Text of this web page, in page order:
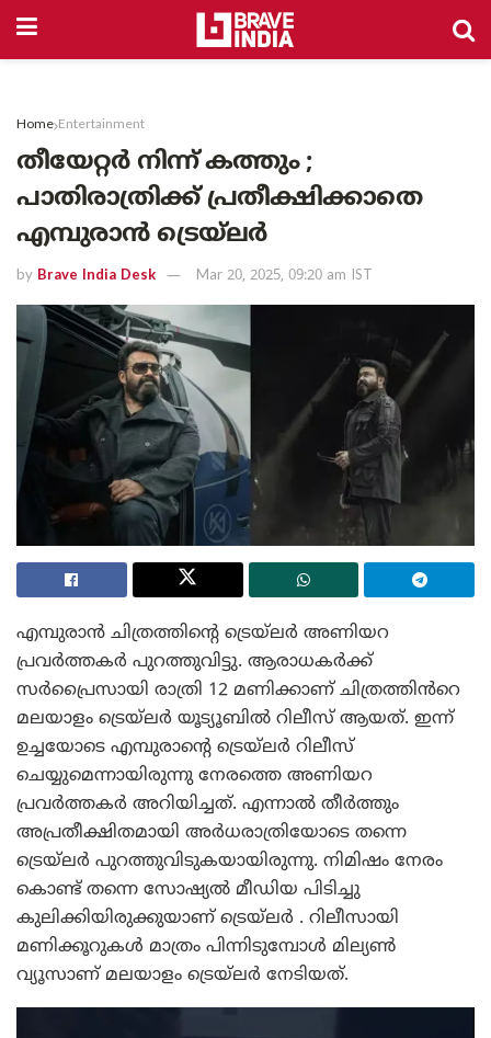
Home Entertainment
തീയേറ്റർ നിന്ന് കത്തും ;
പാതിരാത്രിക്ക് പ്രതീക്ഷിക്കാതെ
എമ്പുരാൻ ട്രെയ്ലർ
by Brave India Desk Mar 20, 2025, 09:20 am IST
എമ്പുരാൻ ചിത്രത്തിന്റെ ട്രെയ്‌ലർ അണിയറ
പ്രവർത്തകർ പുറത്തുവിട്ടു. ആരാധകർക്ക്
സർപ്രൈസായി രാത്രി 12 മണിക്കാണ് ചിത്രത്തിൻറെ
മലയാളം ട്രെയ്ലർ യൂട്യൂബിൽ റിലീസ് ആയത്. ഇന്ന്
ഉച്ചയോടെ എമ്പുരാന്റെ ട്രെയ്ലർ റിലീസ്
ചെയ്യുമെന്നായിരുന്നു നേരത്തെ അണിയറ
പ്രവർത്തകർ അറിയിച്ചത്. എന്നാൽ തീർത്തും
അപ്രതീക്ഷിതമായി അർധരാത്രിയോടെ തന്നെ
ട്രെയ്ലർ പുറത്തുവിടുകയായിരുന്നു. നിമിഷം നേരം
കൊണ്ട് തന്നെ സോഷ്യൽ മീഡിയ പിടിച്ചു
കുലിക്കിയിരുക്കുയാണ് ട്രെയ്ലർ . റിലീസായി
മണിക്കൂറുകൾ മാത്രം പിന്നിടുമ്പോൾ മില്യൺ
വ്യൂസാണ് മലയാളം ട്രെയ്ലർ നേടിയത്.